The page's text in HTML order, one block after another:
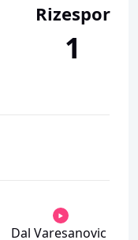
Rizespor
1
Dal Varesanovic